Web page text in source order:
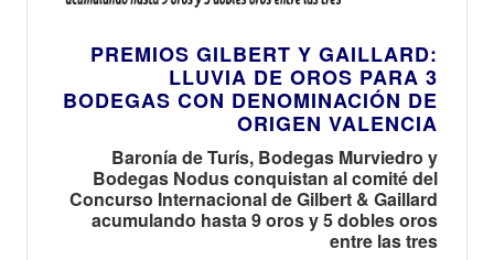
PREMIOS GILBERT Y GAILLARD:
LLUVIA DE OROS PARA 3
BODEGAS CON DENOMINACIÓN DE
ORIGEN VALENCIA
Baronía de Turís, Bodegas Murviedro y
Bodegas Nodus conquistan al comité del
Concurso Internacional de Gilbert & Gaillard
acumulando hasta 9 oros y 5 dobles oros
entre las tres